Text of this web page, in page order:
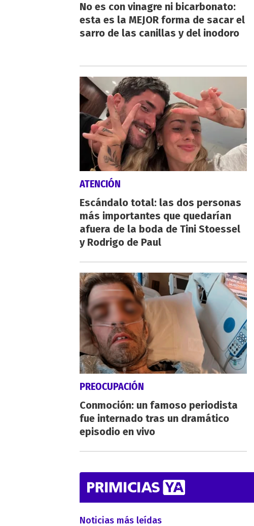
No es con vinagre ni bicarbonato:
esta es la MEJOR forma de sacar el
sarro de las canillas y del inodoro
ATENCIÓN
Escándalo total: las dos personas
más importantes que quedarían
afuera de la boda de Tini Stoessel
y Rodrigo de Paul
PREOCUPACIÓN
Conmoción: un famoso periodista
fue internado tras un dramático
episodio en vivo
Noticias más leídas